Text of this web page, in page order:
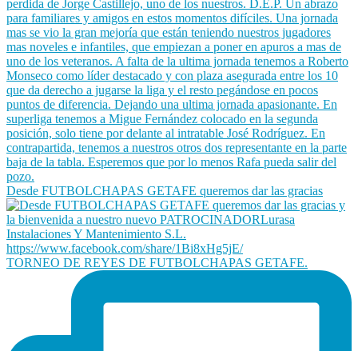
Desde FUTBOLCHAPAS GETAFE queremos dar las gracias
TORNEO DE REYES DE FUTBOLCHAPAS GETAFE.